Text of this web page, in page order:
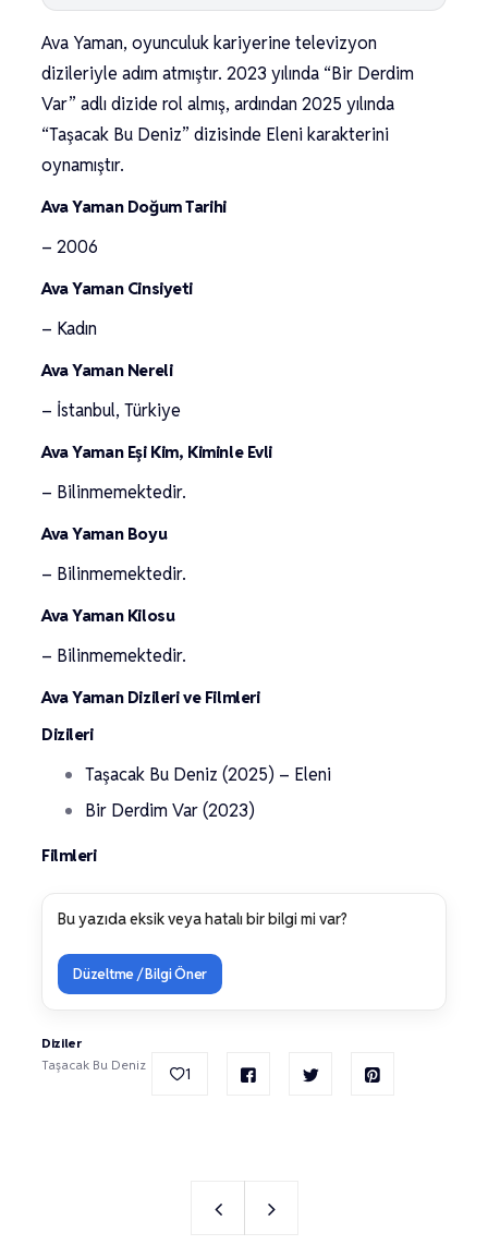
Ava Yaman, oyunculuk kariyerine televizyon
dizileriyle adım atmıştır. 2023 yılında “Bir Derdim
Var” adlı dizide rol almış, ardından 2025 yılında
“Taşacak Bu Deniz” dizisinde Eleni karakterini
oynamıştır.
Ava Yaman Doğum Tarihi
– 2006
Ava Yaman Cinsiyeti
– Kadın
Ava Yaman Nereli
– İstanbul, Türkiye
Ava Yaman Eşi Kim, Kiminle Evli
– Bilinmemektedir.
Ava Yaman Boyu
– Bilinmemektedir.
Ava Yaman Kilosu
– Bilinmemektedir.
Ava Yaman Dizileri ve Filmleri
Dizileri
Taşacak Bu Deniz (2025) – Eleni
Bir Derdim Var (2023)
Filmleri
Bu yazıda eksik veya hatalı bir bilgi mi var?
Düzeltme / Bilgi Öner
Diziler
Taşacak Bu Deniz
1